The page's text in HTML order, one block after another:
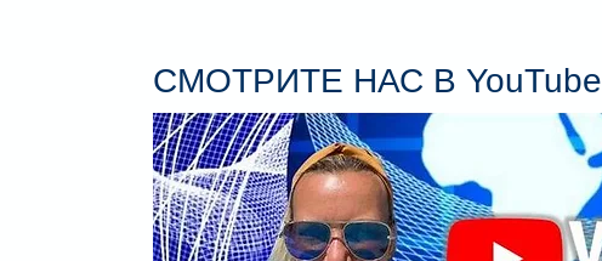
СМОТРИТЕ НАС В YouTube